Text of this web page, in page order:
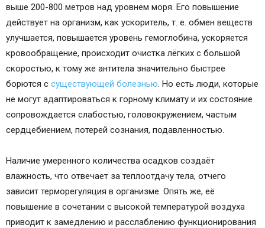
выше 200-800 метров над уровнем моря. Его повышение
действует на организм, как ускоритель, т. е. обмен веществ
улучшается, повышается уровень гемоглобина, ускоряется
кровообращение, происходит очистка лёгких с большой
скоростью, к тому же антитела значительно быстрее
борются с существующей болезнью. Но есть люди, которые
не могут адаптироваться к горному климату и их состояние
сопровождается слабостью, головокружением, частым
сердцебиением, потерей сознания, подавленностью.
Наличие умеренного количества осадков создаёт
влажность, что отвечает за теплоотдачу тела, отчего
зависит терморегуляция в организме. Опять же, её
повышение в сочетании с высокой температурой воздуха
приводит к замедлению и расслаблению функционирования